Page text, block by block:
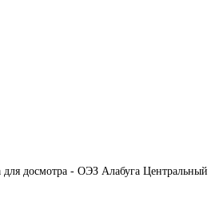
досмотра - ОЭЗ Алабуга Центральный